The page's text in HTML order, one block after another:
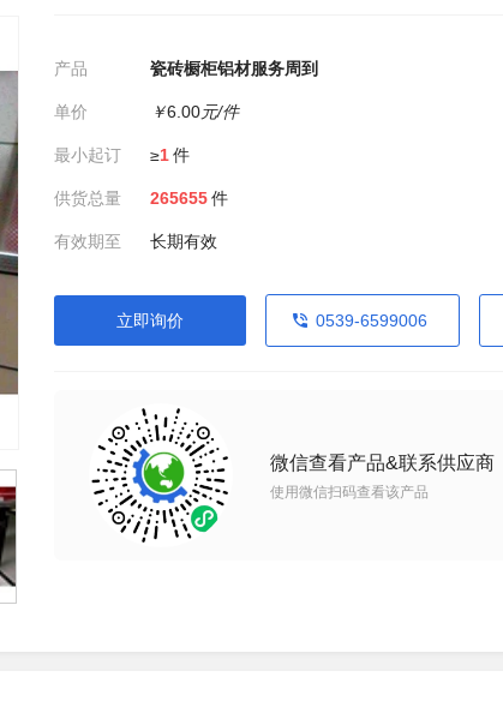
产品 瓷砖橱柜铝材服务周到
单价 ￥6.00元/件
最小起订 ≥1件
供货总量 265655件
有效期至 长期有效
立即询价 0539-6599006
微信查看产品&联系供应商
使用微信扫码查看该产品